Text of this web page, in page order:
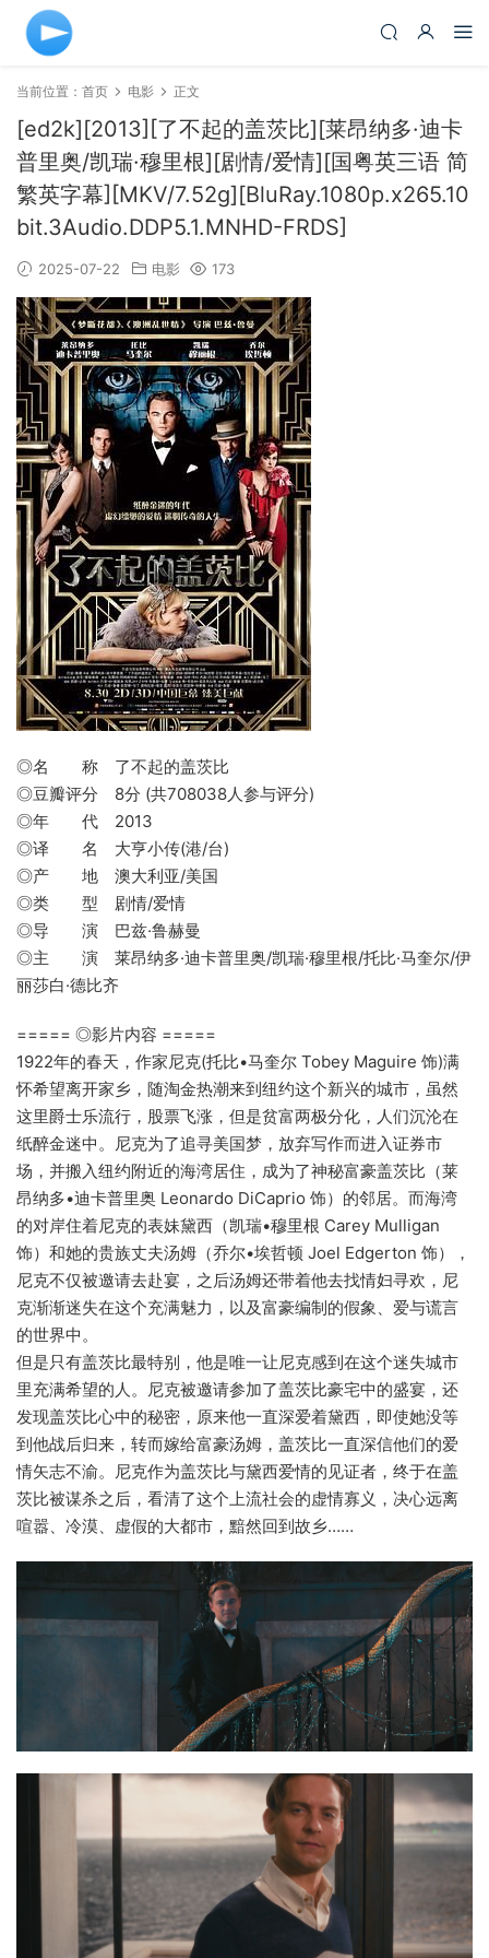
当前位置： 首页 电影 正文
[ed2k][2013][了不起的盖茨比][莱昂纳多·迪卡
普里奥/凯瑞·穆里根][剧情/爱情][国粤英三语 简
繁英字幕][MKV/7.52g][BluRay.1080p.x265.10
bit.3Audio.DDP5.1.MNHD-FRDS]
2025-07-22 电影 173
◎名 称 了不起的盖茨比
◎豆瓣评分 8分 (共708038人参与评分)
◎年 代 2013
◎译 名 大亨小传(港/台)
◎产 地 澳大利亚/美国
◎类 型 剧情/爱情
◎导 演 巴兹·鲁赫曼
◎主 演 莱昂纳多·迪卡普里奥/凯瑞·穆里根/托比·马奎尔/伊
丽莎白·德比齐
===== ◎影片内容 =====
1922年的春天，作家尼克(托比•马奎尔 Tobey Maguire 饰)满
怀希望离开家乡，随淘金热潮来到纽约这个新兴的城市，虽然
这里爵士乐流行，股票飞涨，但是贫富两极分化，人们沉沦在
纸醉金迷中。尼克为了追寻美国梦，放弃写作而进入证券市
场，并搬入纽约附近的海湾居住，成为了神秘富豪盖茨比（莱
昂纳多•迪卡普里奥 Leonardo DiCaprio 饰）的邻居。而海湾
的对岸住着尼克的表妹黛西（凯瑞•穆里根 Carey Mulligan
饰）和她的贵族丈夫汤姆（乔尔•埃哲顿 Joel Edgerton 饰），
尼克不仅被邀请去赴宴，之后汤姆还带着他去找情妇寻欢，尼
克渐渐迷失在这个充满魅力，以及富豪编制的假象、爱与谎言
的世界中。
但是只有盖茨比最特别，他是唯一让尼克感到在这个迷失城市
里充满希望的人。尼克被邀请参加了盖茨比豪宅中的盛宴，还
发现盖茨比心中的秘密，原来他一直深爱着黛西，即使她没等
到他战后归来，转而嫁给富豪汤姆，盖茨比一直深信他们的爱
情矢志不渝。尼克作为盖茨比与黛西爱情的见证者，终于在盖
茨比被谋杀之后，看清了这个上流社会的虚情寡义，决心远离
喧嚣、冷漠、虚假的大都市，黯然回到故乡……